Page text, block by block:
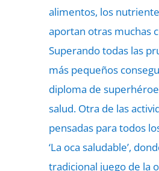
alimentos, los
aportan otras muchas
Superando todas las
más pequeños
diploma de
salud. Otra de las
pensadas para todos
‘La oca saludable’,
tradicional juego de la